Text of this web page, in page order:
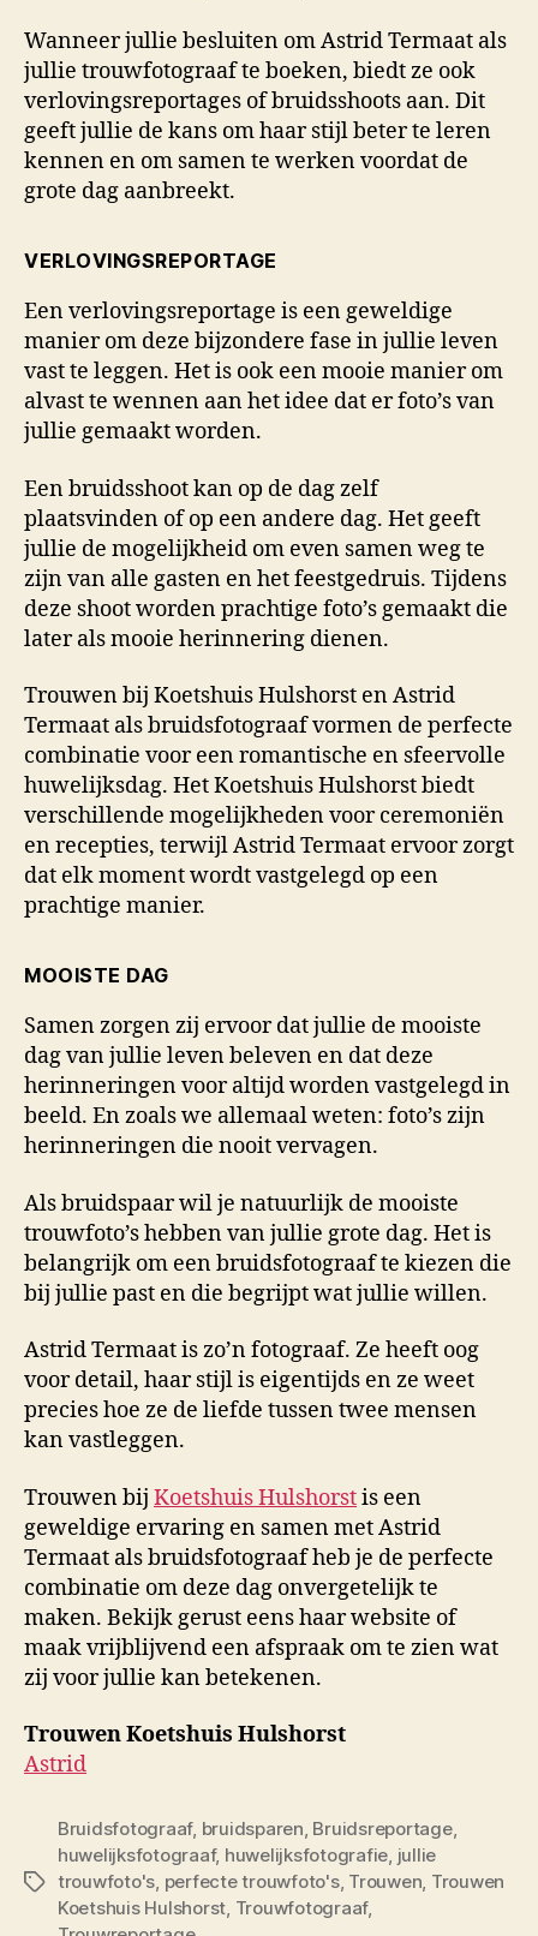
Wanneer jullie besluiten om Astrid Termaat als
jullie trouwfotograaf te boeken, biedt ze ook
verlovingsreportages of bruidsshoots aan. Dit
geeft jullie de kans om haar stijl beter te leren
kennen en om samen te werken voordat de
grote dag aanbreekt.
VERLOVINGSREPORTAGE
Een verlovingsreportage is een geweldige
manier om deze bijzondere fase in jullie leven
vast te leggen. Het is ook een mooie manier om
alvast te wennen aan het idee dat er foto’s van
jullie gemaakt worden.
Een bruidsshoot kan op de dag zelf
plaatsvinden of op een andere dag. Het geeft
jullie de mogelijkheid om even samen weg te
zijn van alle gasten en het feestgedruis. Tijdens
deze shoot worden prachtige foto’s gemaakt die
later als mooie herinnering dienen.
Trouwen bij Koetshuis Hulshorst en Astrid
Termaat als bruidsfotograaf vormen de perfecte
combinatie voor een romantische en sfeervolle
huwelijksdag. Het Koetshuis Hulshorst biedt
verschillende mogelijkheden voor ceremoniën
en recepties, terwijl Astrid Termaat ervoor zorgt
dat elk moment wordt vastgelegd op een
prachtige manier.
MOOISTE DAG
Samen zorgen zij ervoor dat jullie de mooiste
dag van jullie leven beleven en dat deze
herinneringen voor altijd worden vastgelegd in
beeld. En zoals we allemaal weten: foto’s zijn
herinneringen die nooit vervagen.
Als bruidspaar wil je natuurlijk de mooiste
trouwfoto’s hebben van jullie grote dag. Het is
belangrijk om een bruidsfotograaf te kiezen die
bij jullie past en die begrijpt wat jullie willen.
Astrid Termaat is zo’n fotograaf. Ze heeft oog
voor detail, haar stijl is eigentijds en ze weet
precies hoe ze de liefde tussen twee mensen
kan vastleggen.
Trouwen bij Koetshuis Hulshorstis een
geweldige ervaring en samen met Astrid
Termaat als bruidsfotograaf heb je de perfecte
combinatie om deze dag onvergetelijk te
maken. Bekijk gerust eens haar website of
maak vrijblijvend een afspraak om te zien wat
zij voor jullie kan betekenen.
Trouwen Koetshuis Hulshorst
Astrid
Tags
Bruidsfotograaf, bruidsparen, Bruidsreportage,
huwelijksfotograaf, huwelijksfotografie, jullie
trouwfoto's, perfecte trouwfoto's, Trouwen, Trouwen
Koetshuis Hulshorst, Trouwfotograaf,